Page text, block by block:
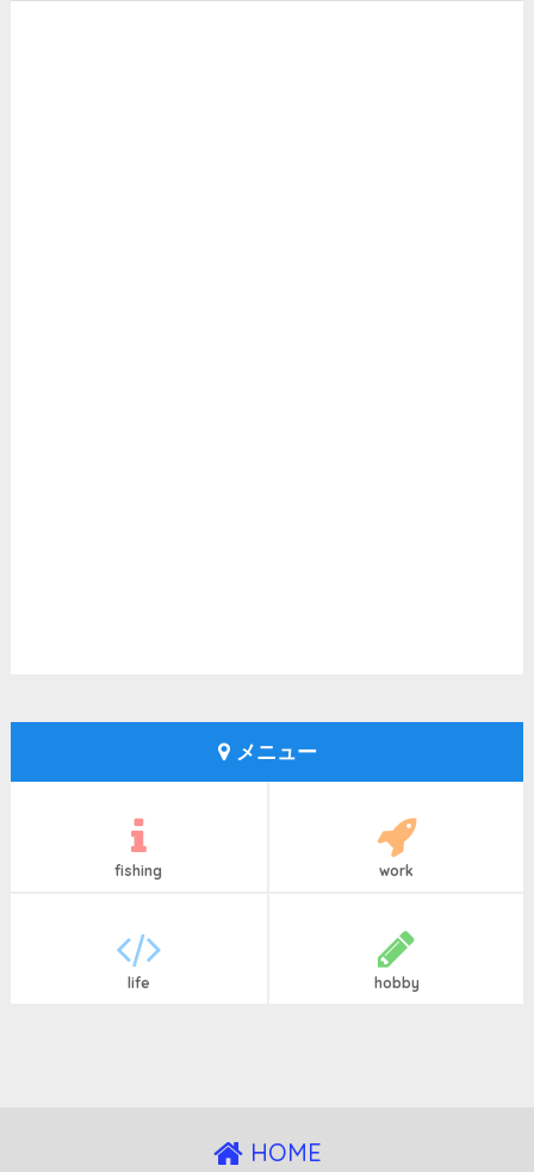
メニュー
fishing work
life hobby
HOME